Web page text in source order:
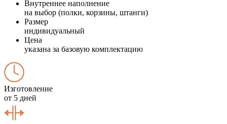
Внутреннее наполнение
на выбор (полки, корзины, штанги)
Размер
индивидуальный
Цена
указана за базовую комплектацию
Изготовление
от 5 дней